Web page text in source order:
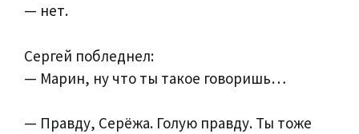
— нет.
Сергей побледнел:
— Марин, ну что ты такое говоришь…
— Правду, Серёжа. Голую правду. Ты тоже